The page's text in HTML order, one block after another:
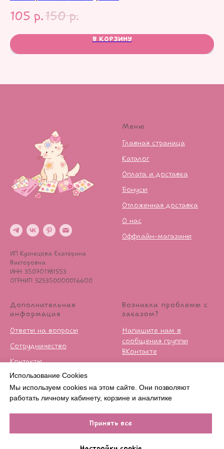
Использование Cookies
Мы используем cookies на этом сайте. Они позволяют
работать личному кабинету, корзине и аналитике
Принять все
Нет в наличии
105 р.150 р.
В КОРЗИНУ
ИП Кузнецова Екатерина
Викторовна
ИНН 350701781553
ОГРНИП 325350000016600
Меню
Главная страница
Каталог
Оплата и доставка
Бонусы
Отложенная доставка
О нас
Оффлайн-магазины
Дополнительная
информация
Ответы на вопросы
Сотрудничество
Контакты
Публичная оферта
Политика
конфиденцильности
Возникли проблемы с
заказом?
Напишите нам в
сообщения группы
ВКонтакте